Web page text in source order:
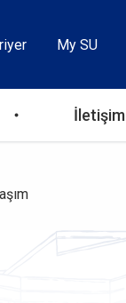
My SU
İletişim